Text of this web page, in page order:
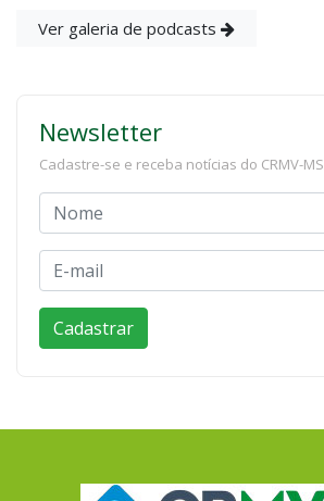
Ver galeria de podcasts
Newsletter
Cadastre-se e receba notícias do CRMV-MS